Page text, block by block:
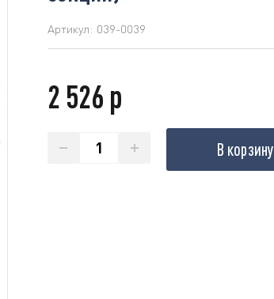
Артикул: 039-0039
2 526 р
В корзину